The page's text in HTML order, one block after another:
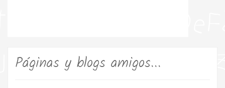
Páginas y blogs amigos...